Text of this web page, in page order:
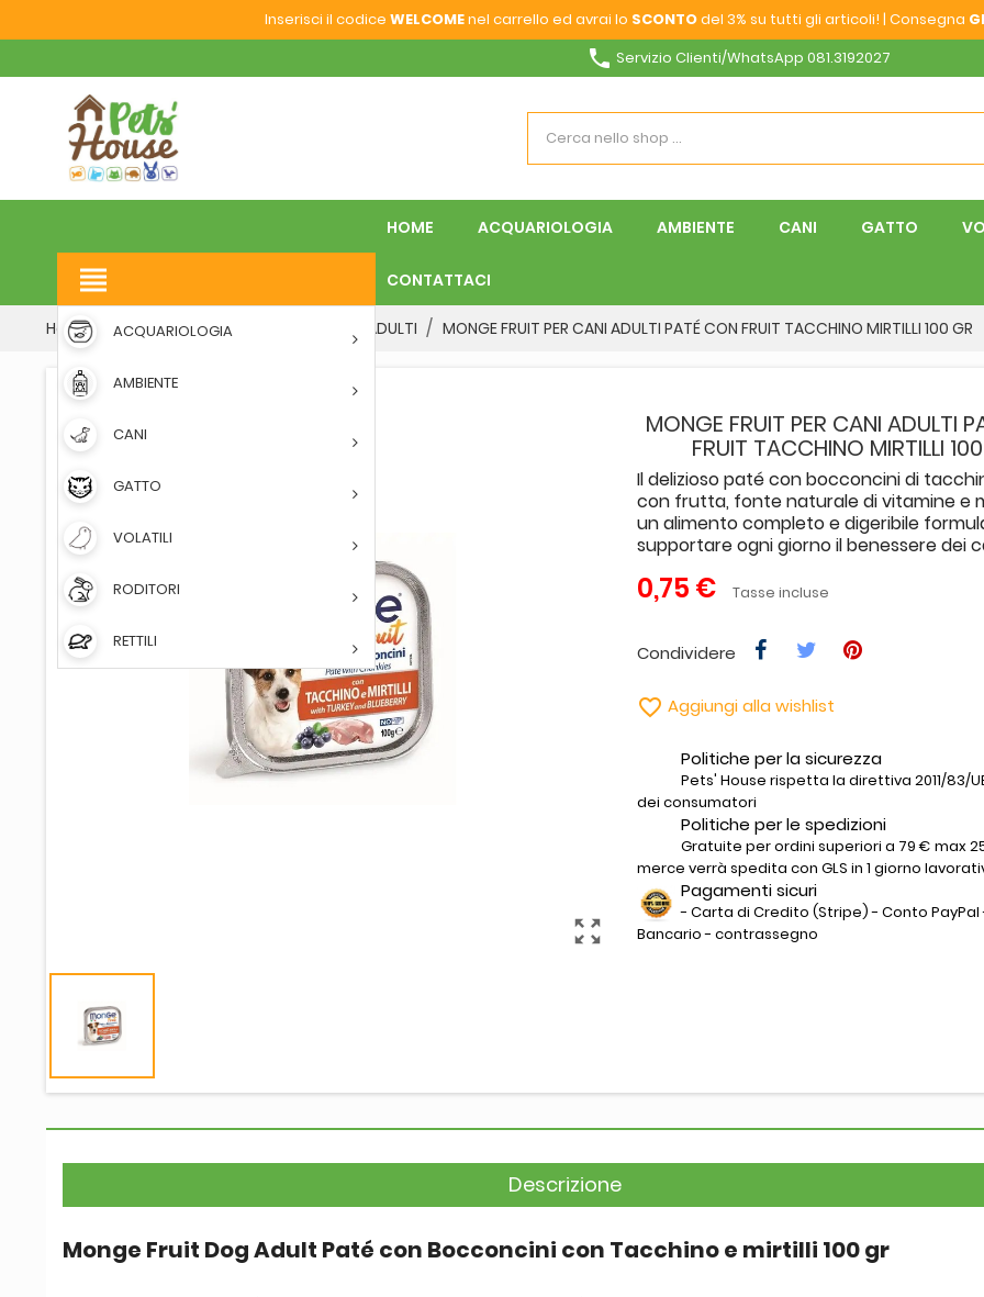
Inserisci il codice WELCOMEnel carrello ed avrai lo SCONTOdel 3% su tutti gli articoli! | Consegna
phone Servizio Clienti/WhatsApp 081.3192027
HOME ACQUARIOLOGIA AMBIENTE CANI GATTO
CONTATTACI
view_headline
ACQUARIOLOGIA
AMBIENTE
CANI
GATTO
VOLATILI
RODITORI
RETTILI
Home CANI ALIMENTO UMIDO CANI ADULTI MONGE FRUIT PER CANI ADULTI PATÉ CON FRUIT TACCHINO MIRTILLI 100 GR
zoom_out_map
MONGE FRUIT PER CANI ADULTI
FRUIT TACCHINO MIRTILLI
Il delizioso paté con bocconcini di
con frutta, fonte naturale di vitamine e
un alimento completo e digeribile
supportare ogni giorno il benessere dei
0,75 € Tasse incluse
Condividere
 Aggiungi alla wishlist
Politiche per la sicurezza
Pets' House rispetta la direttiva 2011/83/
dei consumatori
Politiche per le spedizioni
Gratuite per ordini superiori a 79 € max
merce verrà spedita con GLS in 1 giorno
Pagamenti sicuri
- Carta di Credito (Stripe) - Conto PayPal
Bancario - contrassegno
Descrizione
Monge Fruit Dog Adult Paté con Bocconcini con Tacchino e mirtilli 100 gr